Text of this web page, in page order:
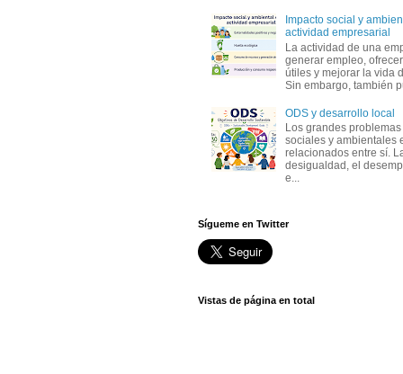
Impacto social y
actividad empresarial
La actividad de una
generar empleo,
útiles y mejorar la vida
Sin embargo, también
ODS y desarrollo local
Los grandes
sociales y ambientales
relacionados entre sí.
desigualdad, el
e...
Sígueme en Twitter
Vistas de página en total